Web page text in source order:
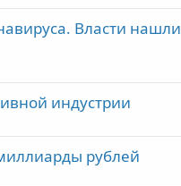
Власти нашли
индустрии
рублей